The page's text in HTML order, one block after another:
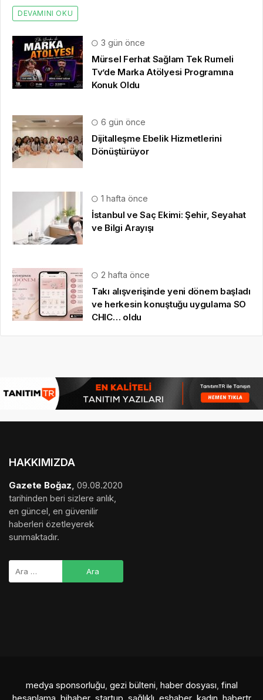
DEVAMINI OKU
3 gün önce
Mürsel Ferhat Sağlam Tek Rumeli
Tv’de Marka Atölyesi Programına
Konuk Oldu
6 gün önce
Dijitalleşme Ebelik Hizmetlerini
Dönüştürüyor
1 hafta önce
İstanbul ve Saç Ekimi: Şehir, Seyahat
ve Bilgi Arayışı
2 hafta önce
Takı alışverişinde yeni dönem başladı
ve herkesin konuştuğu uygulama SO
CHIC… oldu
HAKKIMIZDA
Gazete Boğaz, 09.08.2020
tarihinden beri sizlere anlık,
en güncel, en güvenilir
haberleri özetleyerek
sunmaktadır.
medya sponsorluğu, gezi bülteni, haber dosyası, final